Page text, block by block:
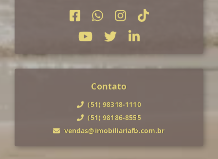
Contato
(51) 98318-1110
(51) 98186-8555
vendas@imobiliariafb.com.br